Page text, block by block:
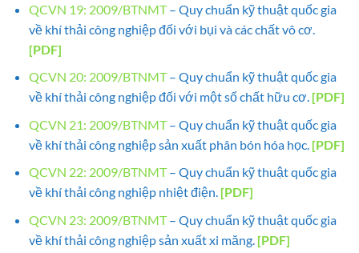
QCVN 19: 2009/BTNMT– Quy chuẩn kỹ thuật quốc gia
về khí thải công nghiệp đối với bụi và các chất vô cơ.
[PDF]
QCVN 20: 2009/BTNMT– Quy chuẩn kỹ thuật quốc gia
về khí thải công nghiệp đối với một số chất hữu cơ. [PDF]
QCVN 21: 2009/BTNMT– Quy chuẩn kỹ thuật quốc gia
về khí thải công nghiệp sản xuất phân bón hóa học. [PDF]
QCVN 22: 2009/BTNMT– Quy chuẩn kỹ thuật quốc gia
về khí thải công nghiệp nhiệt điện. [PDF]
QCVN 23: 2009/BTNMT– Quy chuẩn kỹ thuật quốc gia
về khí thải công nghiệp sản xuất xi măng. [PDF]